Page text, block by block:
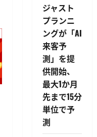
ジャスト
プランニ
ングが「AI
来客予
測」を提
供開始、
最大1か月
先まで15分
単位で予
測